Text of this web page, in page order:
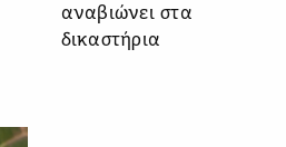
αναβιώνει στα
δικαστήρια